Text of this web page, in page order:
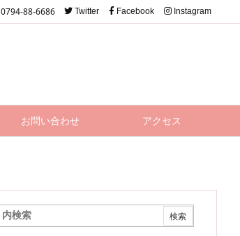
お問い合わせ アクセス
0794-88-6686 Twitter Facebook Instagram